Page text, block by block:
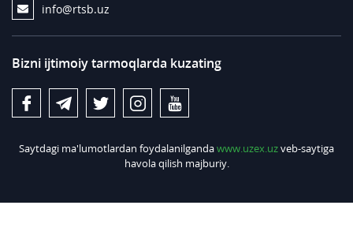
info@rtsb.uz
Bizni ijtimoiy tarmoqlarda kuzating
Saytdagi ma'lumotlardan foydalanilgandawww.uzex.uzveb-saytiga
havola qilish majburiy.